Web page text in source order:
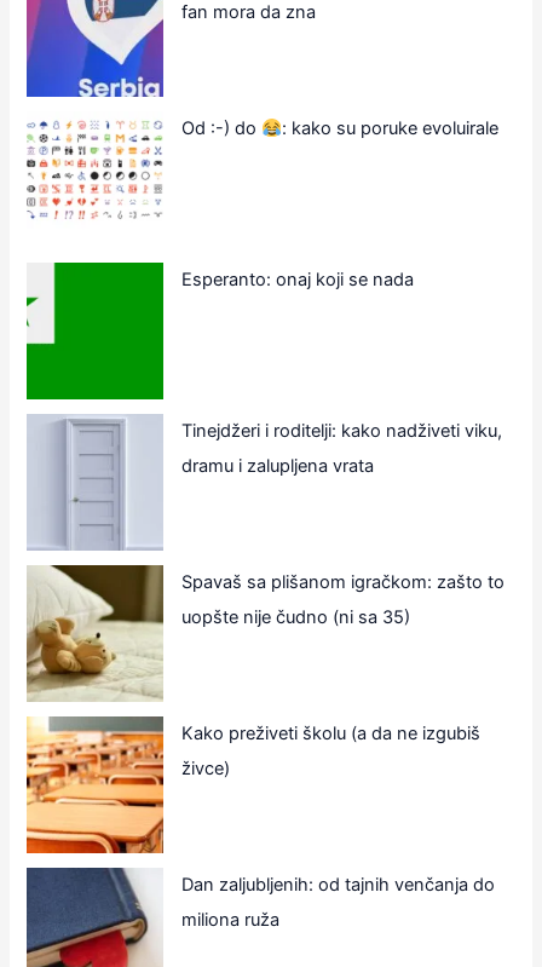
fan mora da zna
Od :-) do : kako su poruke evoluirale
Esperanto: onaj koji se nada
Tinejdžeri i roditelji: kako nadživeti viku,
dramu i zalupljena vrata
Spavaš sa plišanom igračkom: zašto to
uopšte nije čudno (ni sa 35)
Kako preživeti školu (a da ne izgubiš
živce)
Dan zaljubljenih: od tajnih venčanja do
miliona ruža